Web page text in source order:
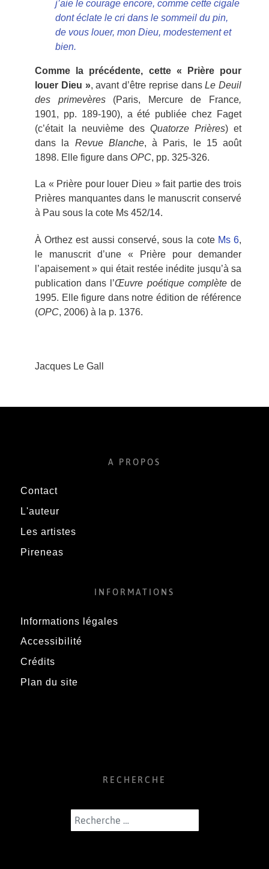
j’aie le courage encore, comme cette cigale
dont éclate le cri dans le sommeil du pin,
de vous louer, mon Dieu, modestement et
bien.
Comme la précédente, cette « Prière pour
louer Dieu », avant d’être reprise dansLe Deuil
des primevères(Paris, Mercure de France,
1901, pp. 189-190), a été publiée chez Faget
(c’était la neuvième des Quatorze Prières) et
dans la Revue Blanche, à Paris, le 15 août
1898. Elle figure dans OPC, pp. 325-326.
La « Prière pour louer Dieu » fait partie des trois
Prières manquantes dans le manuscrit conservé
à Pau sous la cote Ms 452/14.
À Orthez est aussi conservé, sous la cote Ms 6,
le manuscrit d’une « Prière pour demander
l’apaisement » qui était restée inédite jusqu’à sa
publication dans l’Œuvre poétique complètede
1995. Elle figure dans notre édition de référence
(OPC, 2006) à la p. 1376.
Jacques Le Gall
A PROPOS
Contact
L'auteur
Les artistes
Pireneas
INFORMATIONS
Informations légales
Accessibilité
Crédits
Plan du site
RECHERCHE
Rechercher